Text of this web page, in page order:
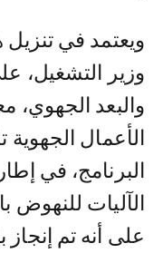
ويعتمد في
وزير التشغيل،
والبعد الجهوي،
الأعمال الجهوية
البرنامج، في
الآليات للنهوض
على أنه تم إنجاز